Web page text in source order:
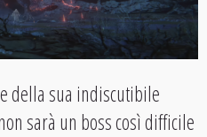
della sua indiscutibile
sarà un boss così difficile